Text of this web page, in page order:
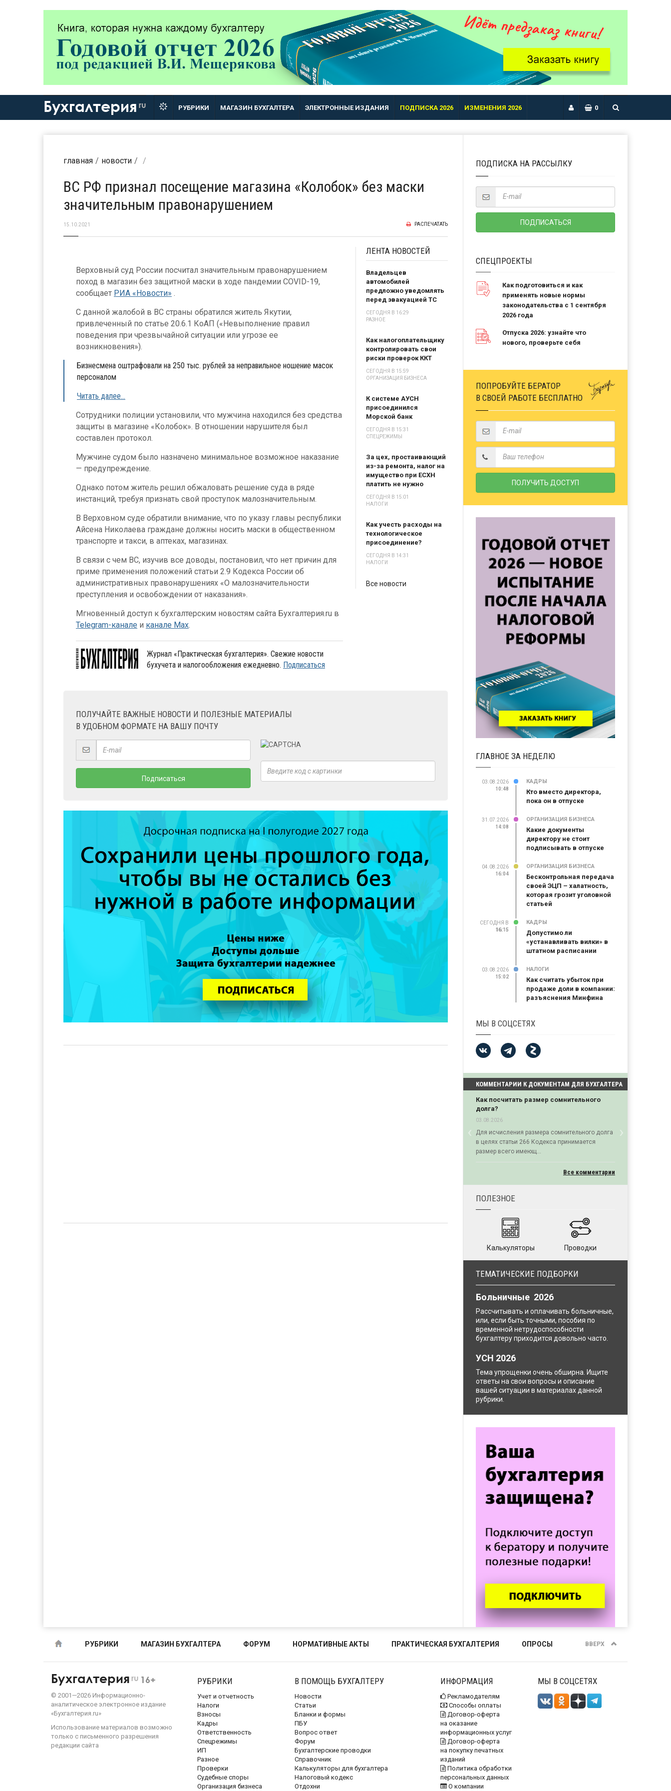
Бухгалтерия ru РУБРИКИ МАГАЗИН БУХГАЛТЕРА ЭЛЕКТРОННЫЕ ИЗДАНИЯ ПОДПИСКА 2026 ИЗМЕНЕНИЯ 2026 0
главная новости
ВС РФ признал посещение магазина «Колобок» без маски
значительным правонарушением
15.10.2021 РАСПЕЧАТАТЬ
Верховный суд России посчитал значительным правонарушением
поход в магазин без защитной маски в ходе пандемии COVID-19,
сообщает РИА «Новости» .
С данной жалобой в ВС страны обратился житель Якутии,
привлеченный по статье 20.6.1 КоАП («Невыполнение правил
поведения при чрезвычайной ситуации или угрозе ее
возникновения»).
Бизнесмена оштрафовали на 250 тыс. рублей за неправильное ношение масок
персоналом
Читать далее…
Сотрудники полиции установили, что мужчина находился без средства
защиты в магазине «Колобок». В отношении нарушителя был
составлен протокол.
Мужчине судом было назначено минимальное возможное наказание
— предупреждение.
Однако потом житель решил обжаловать решение суда в ряде
инстанций, требуя признать свой проступок малозначительным.
В Верховном суде обратили внимание, что по указу главы республики
Айсена Николаева граждане должны носить маски в общественном
транспорте и такси, в аптеках, магазинах.
В связи с чем ВС, изучив все доводы, постановил, что нет причин для
приме применения положений статьи 2.9 Кодекса России об
административных правонарушениях «О малозначительности
преступления и освобождении от наказания».
Мгновенный доступ к бухгалтерским новостям сайта Бухгалтерия.ru в
Telegram-канале и канале Max.
Журнал «Практическая бухгалтерия». Свежие новости
бухучета и налогообложения ежедневно. Подписаться
ЛЕНТА НОВОСТЕЙ
Владельцев
автомобилей
предложно уведомлять
перед эвакуацией ТС
СЕГОДНЯ В 16:29
РАЗНОЕ
Как налогоплательщику
контролировать свои
риски проверок ККТ
СЕГОДНЯ В 15:59
ОРГАНИЗАЦИЯ БИЗНЕСА
К системе АУСН
присоединился
Морской банк
СЕГОДНЯ В 15:31
СПЕЦРЕЖИМЫ
За цех, простаивающий
из-за ремонта, налог на
имущество при ЕСХН
платить не нужно
СЕГОДНЯ В 15:01
НАЛОГИ
Как учесть расходы на
технологическое
присоединение?
СЕГОДНЯ В 14:31
НАЛОГИ
Все новости
ПОЛУЧАЙТЕ ВАЖНЫЕ НОВОСТИ И ПОЛЕЗНЫЕ МАТЕРИАЛЫ
В УДОБНОМ ФОРМАТЕ НА ВАШУ ПОЧТУ
ПОДПИСКА НА РАССЫЛКУ
СПЕЦПРОЕКТЫ
Как подготовиться и как
применять новые нормы
законодательства с 1 сентября
2026 года
Отпуска 2026: узнайте что
нового, проверьте себя
ПОПРОБУЙТЕ БЕРАТОР
В СВОЕЙ РАБОТЕ БЕСПЛАТНО
ГЛАВНОЕ ЗА НЕДЕЛЮ
03.08.2026
10:48
КАДРЫ
Кто вместо директора,
пока он в отпуске
31.07.2026
14:08
ОРГАНИЗАЦИЯ БИЗНЕСА
Какие документы
директору не стоит
подписывать в отпуске
04.08.2026
16:04
ОРГАНИЗАЦИЯ БИЗНЕСА
Бесконтрольная передача
своей ЭЦП – халатность,
которая грозит уголовной
статьей
СЕГОДНЯ В
16:15
16:15
КАДРЫ
Допустимо ли
«устанавливать вилки» в
штатном расписании
03.08.2026
15:02
НАЛОГИ
Как считать убыток при
продаже доли в компании:
разъяснения Минфина
МЫ В СОЦСЕТЯХ
КОММЕНТАРИИ К ДОКУМЕНТАМ ДЛЯ БУХГАЛТЕРА
Как посчитать размер сомнительного
долга?
03.08.2026
Для исчисления размера сомнительного долга
в целях статьи 266 Кодекса принимается
размер всего имеющ...
‹Previous ›Next
Все комментарии
ПОЛЕЗНОЕ
Калькуляторы Проводки
ТЕМАТИЧЕСКИЕ ПОДБОРКИ
Больничные 2026
Рассчитывать и оплачивать больничные,
или, если быть точными, пособия по
временной нетрудоспособности
бухгалтеру приходится довольно часто.
УСН 2026
Тема упрощенки очень обширна. Ищите
ответы на свои вопросы и описание
вашей ситуации в материалах данной
рубрики.
РУБРИКИ МАГАЗИН БУХГАЛТЕРА ФОРУМ НОРМАТИВНЫЕ АКТЫ ПРАКТИЧЕСКАЯ БУХГАЛТЕРИЯ ОПРОСЫ ВВЕРХ
Бухгалтерия ru 16+
© 2001—2026 Информационно-
аналитическое электронное издание
«Бухгалтерия.ru»
Использование материалов возможно
только с письменного разрешения
редакции сайта
РУБРИКИ
Учет и отчетность
Налоги
Взносы
Кадры
Ответственность
Спецрежимы
ИП
Разное
Проверки
Судебные споры
Организация бизнеса
В ПОМОЩЬ БУХГАЛТЕРУ
Новости
Статьи
Бланки и формы
ПБУ
Вопрос ответ
Форум
Бухгалтерские проводки
Справочник
Калькуляторы для бухгалтера
Налоговый кодекс
Отдохни
ИНФОРМАЦИЯ
Рекламодателям
Способы оплаты
Договор-оферта
на оказание
информационных услуг
Договор-оферта
на покупку печатных
изданий
Политика обработки
персональных данных
О компании
МЫ В СОЦСЕТЯХ